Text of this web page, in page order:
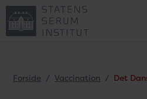
Forside Vaccination Det